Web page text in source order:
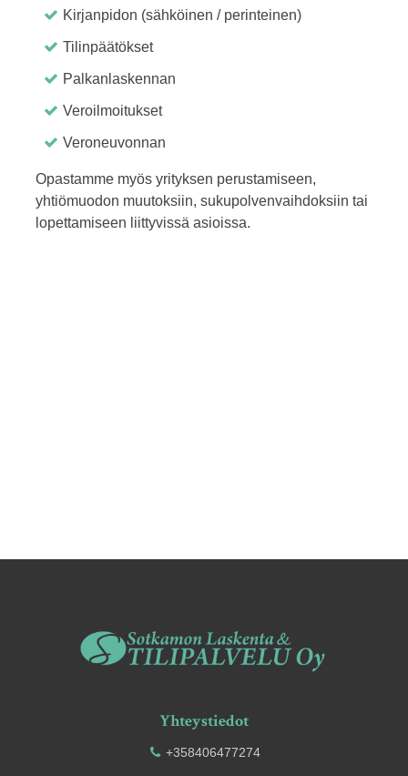
Kirjanpidon (sähköinen / perinteinen)
Tilinpäätökset
Palkanlaskennan
Veroilmoitukset
Veroneuvonnan
Opastamme myös yrityksen perustamiseen,
yhtiömuodon muutoksiin, sukupolvenvaihdoksiin tai
lopettamiseen liittyvissä asioissa.
Yhteystiedot
+358406477274